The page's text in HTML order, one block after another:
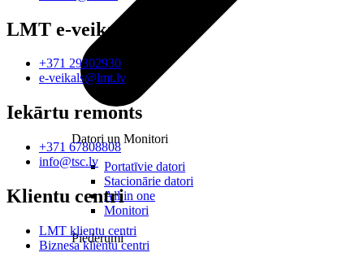
Datori un Monitori
Portatīvie datori
Stacionārie datori
All in one
Monitori
Piederumi
LMT e-veikals
+371 29302930
e-veikals@lmt.lv
Iekārtu remonts
+371 67808808
info@tsc.lv
Klientu centri
LMT klientu centri
Biznesa klientu centri